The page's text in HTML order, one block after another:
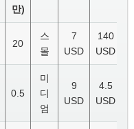
만)
20
스
몰
7
USD
140
USD
0.5
미
디
엄
9
USD
4.5
USD